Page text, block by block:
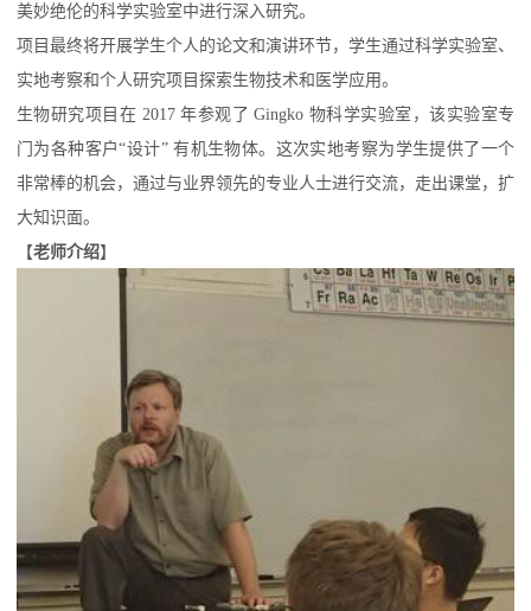
美妙绝伦的科学实验室中进行深入研究。
项目最终将开展学生个人的论文和演讲环节，学生通过科学实验室、
实地考察和个人研究项目探索生物技术和医学应用。
生物研究项目在 2017 年参观了 Gingko 物科学实验室，该实验室专
门为各种客户“设计” 有机生物体。这次实地考察为学生提供了一个
非常棒的机会，通过与业界领先的专业人士进行交流，走出课堂，扩
大知识面。
【老师介绍】